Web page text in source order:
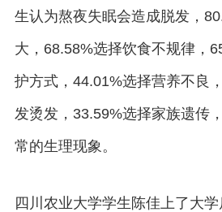
生认为熬夜失眠会造成脱发，
大，68.58%选择饮食不规律，
护方式，44.01%选择营养不良
发烫发，33.59%选择家族遗传
常的生理现象。
四川农业大学学生陈佳上了大